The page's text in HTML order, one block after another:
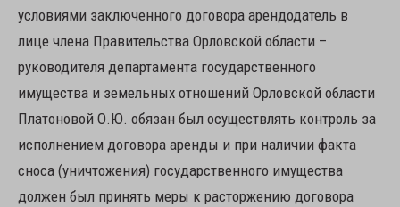
условиями заключенного договора арендодатель в
лице члена Правительства Орловской области –
руководителя департамента государственного
имущества и земельных отношений Орловской области
Платоновой О.Ю. обязан был осуществлять контроль за
исполнением договора аренды и при наличии факта
сноса (уничтожения) государственного имущества
должен был принять меры к расторжению договора